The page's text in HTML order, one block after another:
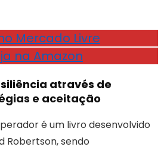
Mercado Livre
na Amazon
através de
e aceitação
é um livro desenvolvido
Robertson, sendo